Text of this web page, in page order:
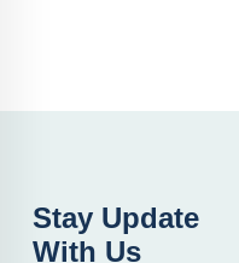
Stay Update
With Us